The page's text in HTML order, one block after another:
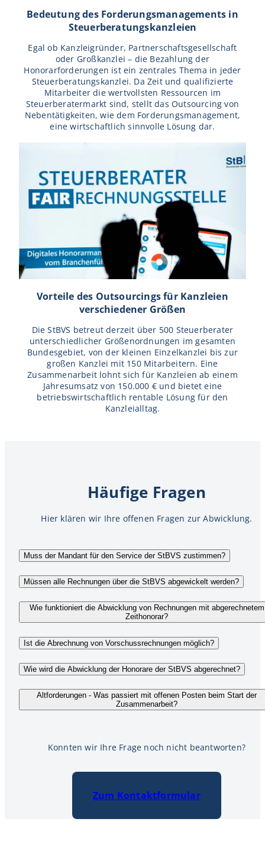
Bedeutung des Forderungsmanagements in
Steuerberatungskanzleien
Egal ob Kanzleigründer, Partnerschaftsgesellschaft
oder Großkanzlei – die Bezahlung der
Honorarforderungen ist ein zentrales Thema in jeder
Steuerberatungskanzlei. Da Zeit und qualifizierte
Mitarbeiter die wertvollsten Ressourcen im
Steuerberatermarkt sind, stellt das Outsourcing von
Nebentätigkeiten, wie dem Forderungsmanagement,
eine wirtschaftlich sinnvolle Lösung dar.
Vorteile des Outsourcings für Kanzleien
verschiedener Größen
Die StBVS betreut derzeit über 500 Steuerberater
unterschiedlicher Größenordnungen im gesamten
Bundesgebiet, von der kleinen Einzelkanzlei bis zur
großen Kanzlei mit 150 Mitarbeitern. Eine
Zusammenarbeit lohnt sich für Kanzleien ab einem
Jahresumsatz von 150.000 € und bietet eine
betriebswirtschaftlich rentable Lösung für den
Kanzleialltag.
Häufige Fragen
Hier klären wir Ihre offenen Fragen zur Abwicklung.
Muss der Mandant für den Service der StBVS zustimmen?
Müssen alle Rechnungen über die StBVS abgewickelt werden?
Wie funktioniert die Abwicklung von Rechnungen mit abgerechnetem
Zeithonorar?
Ist die Abrechnung von Vorschussrechnungen möglich?
Wie wird die Abwicklung der Honorare der StBVS abgerechnet?
Altforderungen - Was passiert mit offenen Posten beim Start der
Zusammenarbeit?
Konnten wir Ihre Frage noch nicht beantworten?
Zum Kontaktformular